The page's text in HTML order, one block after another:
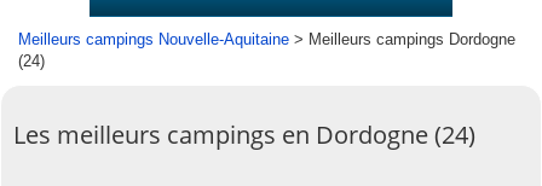
Meilleurs campings Nouvelle-Aquitaine > Meilleurs campings Dordogne
(24)
Les meilleurs campings en Dordogne (24)